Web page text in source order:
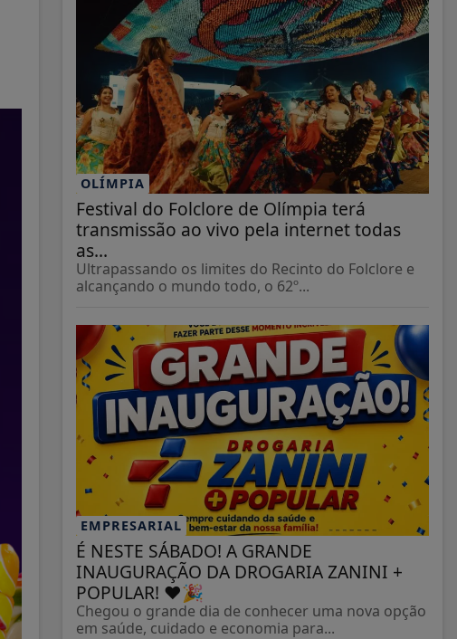
OLÍMPIA
Festival do Folclore de Olímpia terá
transmissão ao vivo pela internet todas
as...
Ultrapassando os limites do Recinto do Folclore e
alcançando o mundo todo, o 62º...
EMPRESARIAL
É NESTE SÁBADO! A GRANDE
INAUGURAÇÃO DA DROGARIA ZANINI +
POPULAR! ❤️🎉
Chegou o grande dia de conhecer uma nova opção
em saúde, cuidado e economia para...